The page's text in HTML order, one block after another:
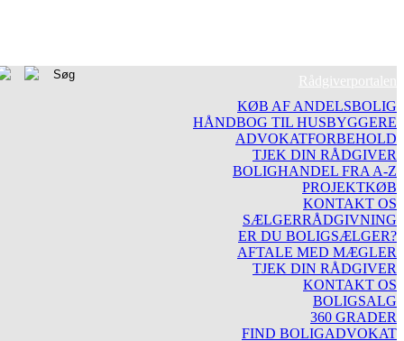
Rådgiverportalen
KØB AF ANDELSBOLIG
HÅNDBOG TIL HUSBYGGERE
ADVOKATFORBEHOLD
TJEK DIN RÅDGIVER
BOLIGHANDEL FRA A-Z
PROJEKTKØB
KONTAKT OS
SÆLGERRÅDGIVNING
ER DU BOLIGSÆLGER?
AFTALE MED MÆGLER
TJEK DIN RÅDGIVER
KONTAKT OS
BOLIGSALG
360 GRADER
FIND BOLIGADVOKAT